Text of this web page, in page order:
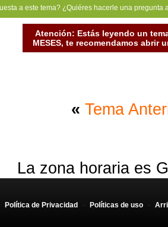
a este tema? ¿Quiéres hacerle una
Atención: Estás leyendo un
MESES, te recomendamos abrir
« Tema
La zona horaria es
Política de Privacidad - Políticas de uso -